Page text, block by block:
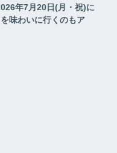
年7月20日(月・祝)に
味わいに行くのもア